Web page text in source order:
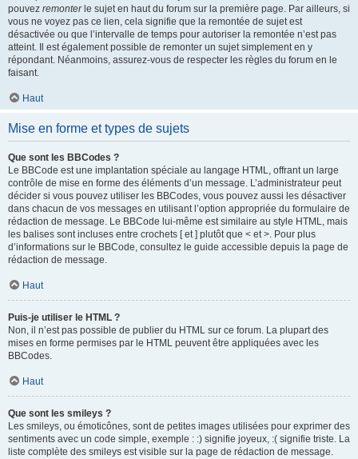
pouvez remonterle sujet en haut du forum sur la première page. Par ailleurs, si
vous ne voyez pas ce lien, cela signifie que la remontée de sujet est
désactivée ou que l’intervalle de temps pour autoriser la remontée n’est pas
atteint. Il est également possible de remonter un sujet simplement en y
répondant. Néanmoins, assurez-vous de respecter les règles du forum en le
faisant.
Haut
Mise en forme et types de sujets
Que sont les BBCodes ?
Le BBCode est une implantation spéciale au langage HTML, offrant un large
contrôle de mise en forme des éléments d’un message. L’administrateur peut
décider si vous pouvez utiliser les BBCodes, vous pouvez aussi les désactiver
dans chacun de vos messages en utilisant l’option appropriée du formulaire de
rédaction de message. Le BBCode lui-même est similaire au style HTML, mais
les balises sont incluses entre crochets [ et ] plutôt que < et >. Pour plus
d’informations sur le BBCode, consultez le guide accessible depuis la page de
rédaction de message.
Haut
Puis-je utiliser le HTML ?
Non, il n’est pas possible de publier du HTML sur ce forum. La plupart des
mises en forme permises par le HTML peuvent être appliquées avec les
BBCodes.
Haut
Que sont les smileys ?
Les smileys, ou émoticônes, sont de petites images utilisées pour exprimer des
sentiments avec un code simple, exemple : :) signifie joyeux, :( signifie triste. La
liste complète des smileys est visible sur la page de rédaction de message.